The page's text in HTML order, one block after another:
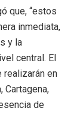
que, “estos
inmediata,
y la
central. El
realizarán en
Cartagena,
de